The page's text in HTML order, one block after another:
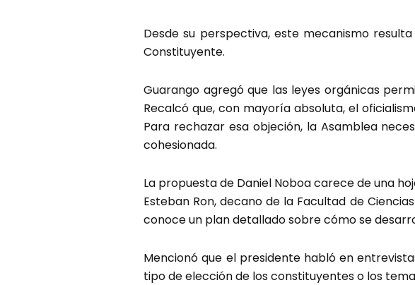
Desde su perspectiva, este mecanismo
Constituyente.
Guarango agregó que las leyes orgánicas
Recalcó que, con mayoría absoluta, el
Para rechazar esa objeción, la Asamblea
cohesionada.
La propuesta de Daniel Noboa carece de una
Esteban Ron, decano de la Facultad de
conoce un plan detallado sobre cómo se
Mencionó que el presidente habló en
tipo de elección de los constituyentes o los